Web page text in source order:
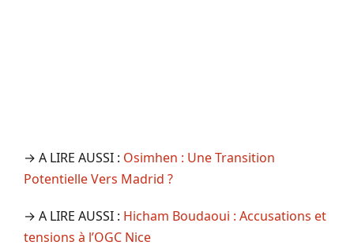
→ A LIRE AUSSI : Osimhen : Une Transition
Potentielle Vers Madrid ?
→ A LIRE AUSSI : Hicham Boudaoui : Accusations et
tensions à l’OGC Nice